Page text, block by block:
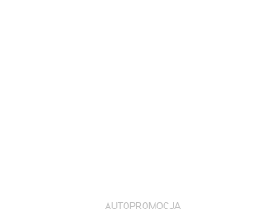
AUTOPROMOCJA